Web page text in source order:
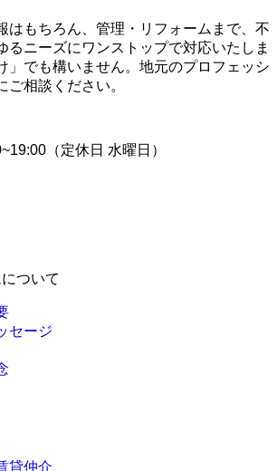
はもちろん、管理・リフォームまで、不
るニーズにワンストップで対応いたしま
」でも構いません。地元のプロフェッシ
ご相談ください。
（定休日 水曜日）
ついて
セージ
貸仲介